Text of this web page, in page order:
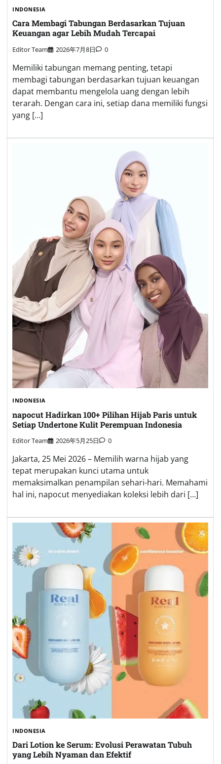
INDONESIA
Cara Membagi Tabungan Berdasarkan Tujuan
Keuangan agar Lebih Mudah Tercapai
Editor Team 2026年7月8日 0
Memiliki tabungan memang penting, tetapi
membagi tabungan berdasarkan tujuan keuangan
dapat membantu mengelola uang dengan lebih
terarah. Dengan cara ini, setiap dana memiliki fungsi
yang […]
INDONESIA
napocut Hadirkan 100+ Pilihan Hijab Paris untuk
Setiap Undertone Kulit Perempuan Indonesia
Editor Team 2026年5月25日 0
Jakarta, 25 Mei 2026 – Memilih warna hijab yang
tepat merupakan kunci utama untuk
memaksimalkan penampilan sehari-hari. Memahami
hal ini, napocut menyediakan koleksi lebih dari […]
INDONESIA
Dari Lotion ke Serum: Evolusi Perawatan Tubuh
yang Lebih Nyaman dan Efektif